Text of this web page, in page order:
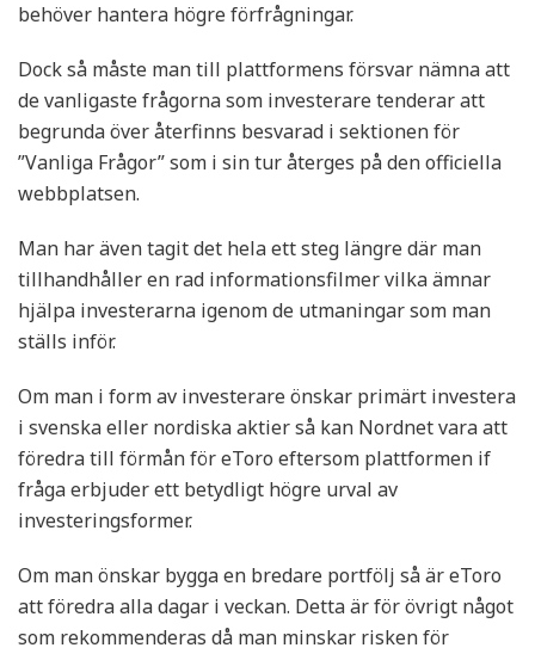
behöver hantera högre förfrågningar.
Dock så måste man till plattformens försvar nämna att
de vanligaste frågorna som investerare tenderar att
begrunda över återfinns besvarad i sektionen för
”Vanliga Frågor” som i sin tur återges på den officiella
webbplatsen.
Man har även tagit det hela ett steg längre där man
tillhandhåller en rad informationsfilmer vilka ämnar
hjälpa investerarna igenom de utmaningar som man
ställs inför.
Om man i form av investerare önskar primärt investera
i svenska eller nordiska aktier så kan Nordnet vara att
föredra till förmån för eToro eftersom plattformen if
fråga erbjuder ett betydligt högre urval av
investeringsformer.
Om man önskar bygga en bredare portfölj så är eToro
att föredra alla dagar i veckan. Detta är för övrigt något
som rekommenderas då man minskar risken för